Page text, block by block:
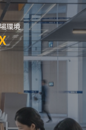
環境